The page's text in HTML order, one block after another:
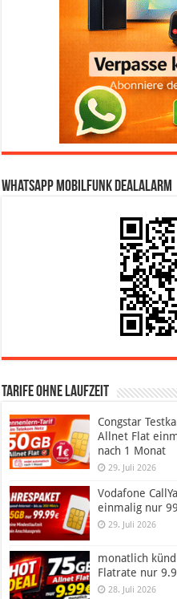
WhatsApp Mobilfunk DealAlarm
Tarife ohne Laufzeit
Congstar
Allnet Flat
nach 1 Monat
29. Juli 2026
Vodafone
einmalig nur
29. Juli 2026
monatlich
Flatrate nur
28. Juli 2026